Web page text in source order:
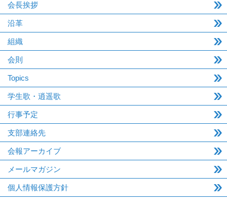
会長挨拶
沿革
組織
会則
Topics
学生歌・逍遥歌
行事予定
支部連絡先
会報アーカイブ
メールマガジン
個人情報保護方針